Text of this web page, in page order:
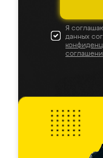
Я
данных